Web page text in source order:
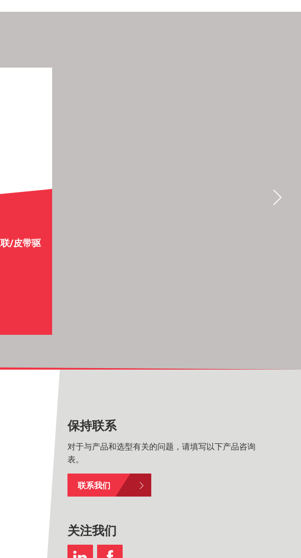
/皮带驱
保持联系
对于与产品和选型有关的问题，请填写以下产品咨询
表。
联系我们
关注我们